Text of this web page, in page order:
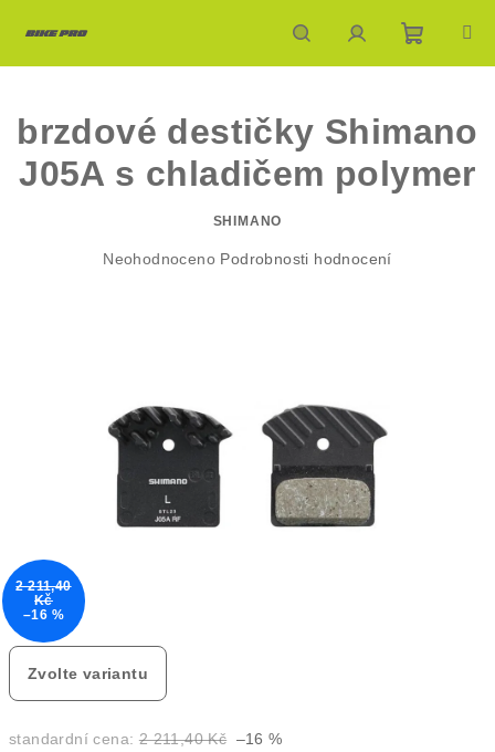
HledatPřihlášeníNákupní
košík
Zvolte variantu
standardní cena: 2 211,40 Kč –16 %
brzdové destičky Shimano
J05A s chladičem polymer
SHIMANO
Průměrné
hvězdiček.
Neohodnoceno Podrobnosti hodnocení
2 211,40
Kč
–16 %